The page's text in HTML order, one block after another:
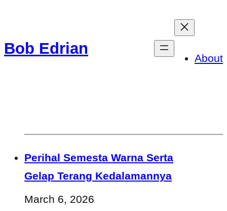
content
Bob Edrian
About
Perihal Semesta Warna Serta
Gelap Terang Kedalamannya
March 6, 2026